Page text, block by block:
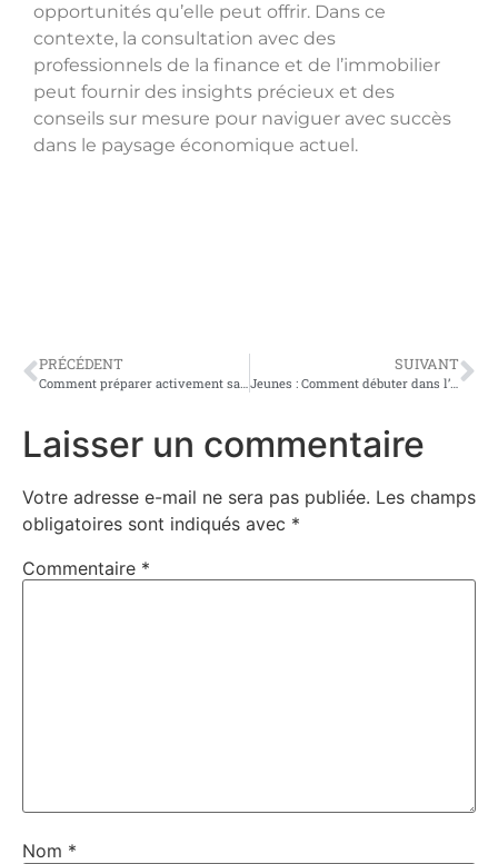
opportunités qu’elle peut offrir. Dans ce
contexte, la consultation avec des
professionnels de la finance et de l’immobilier
peut fournir des insights précieux et des
conseils sur mesure pour naviguer avec succès
dans le paysage économique actuel.
PRÉCÉDENT SUIVANT
Jeunes : Comment débuter dans l’investissement immobilier avec peu de capital ?
Laisser un commentaire
Votre adresse e-mail ne sera pas publiée. Les champs
obligatoires sont indiqués avec *
Commentaire *
Nom *